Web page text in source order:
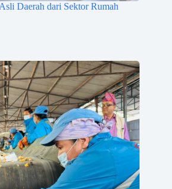
Daerah dari Sektor Rumah